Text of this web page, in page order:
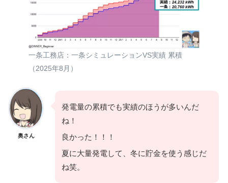
一条工務店：一条シミュレーションVS実績 累積
（2025年8月）
奥さん
発電量の累積でも実績のほうが多いんだ
ね！
良かった！！！
夏に大量発電して、冬に貯金を使う感じだ
ね笑。